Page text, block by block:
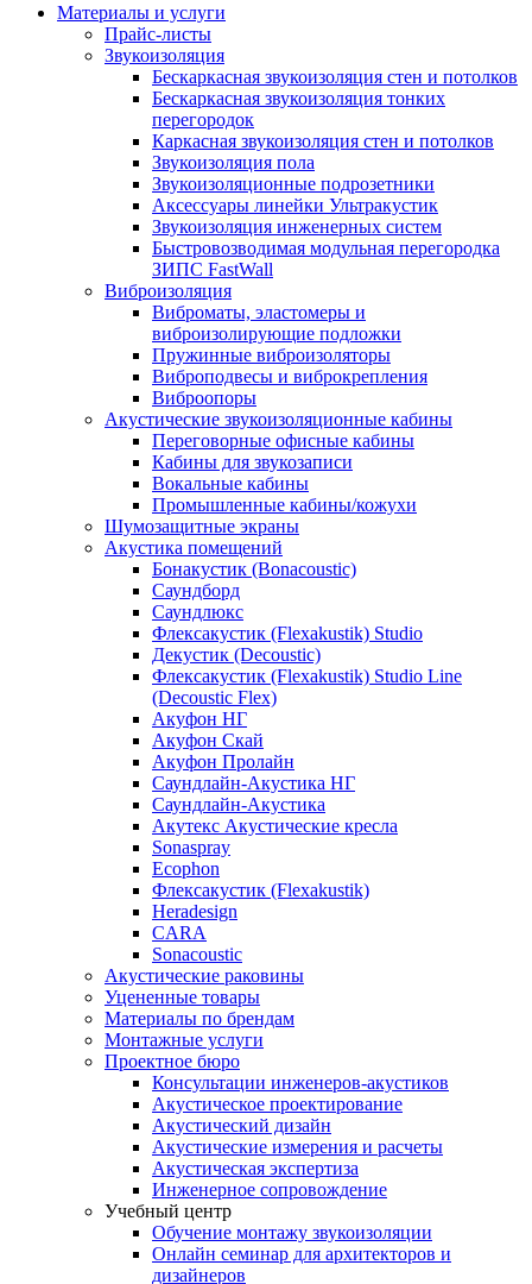
Материалы и услуги
Прайс-листы
Звукоизоляция
Бескаркасная звукоизоляция стен и потолков
Бескаркасная звукоизоляция тонких
перегородок
Каркасная звукоизоляция стен и потолков
Звукоизоляция пола
Звукоизоляционные подрозетники
Аксессуары линейки Ультракустик
Звукоизоляция инженерных систем
Быстровозводимая модульная перегородка
ЗИПС FastWall
Виброизоляция
Виброматы, эластомеры и
виброизолирующие подложки
Пружинные виброизоляторы
Виброподвесы и виброкрепления
Виброопоры
Акустические звукоизоляционные кабины
Переговорные офисные кабины
Кабины для звукозаписи
Вокальные кабины
Промышленные кабины/кожухи
Шумозащитные экраны
Акустика помещений
Бонакустик (Bonacoustic)
Саундборд
Саундлюкс
Флексакустик (Flexakustik) Studio
Декустик (Decoustic)
Флексакустик (Flexakustik) Studio Line
(Decoustic Flex)
Акуфон НГ
Акуфон Скай
Акуфон Пролайн
Саундлайн-Акустика НГ
Саундлайн-Акустика
Акутекс Акустические кресла
Sonaspray
Ecophon
Флексакустик (Flexakustik)
Heradesign
CARA
Sonacoustic
Акустические раковины
Уцененные товары
Материалы по брендам
Монтажные услуги
Проектное бюро
Консультации инженеров-акустиков
Акустическое проектирование
Акустический дизайн
Акустические измерения и расчеты
Акустическая экспертиза
Инженерное сопровождение
Учебный центр
Обучение монтажу звукоизоляции
Онлайн семинар для архитекторов и
дизайнеров